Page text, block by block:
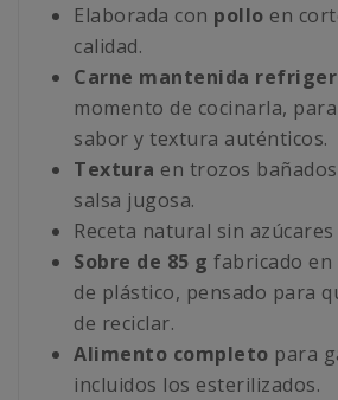
Elaborada con pollo en
calidad.
Carne mantenida
momento de cocinarla,
sabor y textura auténticos.
Textura en trozos
salsa jugosa.
Receta natural sin
Sobre de 85 g fabricado
de plástico, pensado para
de reciclar.
Alimento completo para
incluidos los esterilizados.